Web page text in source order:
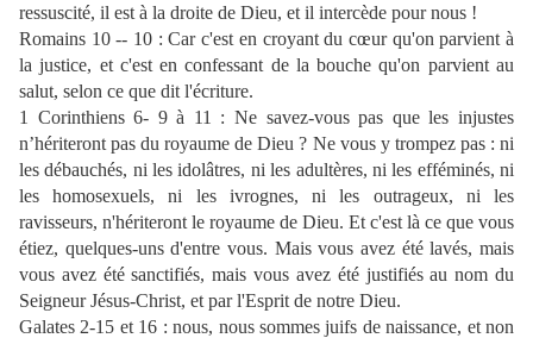
ressuscité, il est à la droite de Dieu, et il intercède pour nous !
Romains 10 -- 10 : Car c'est en croyant du cœur qu'on parvient à
la justice, et c'est en confessant de la bouche qu'on parvient au
salut, selon ce que dit l'écriture.
1 Corinthiens 6- 9 à 11 : Ne savez-vous pas que les injustes
n’hériteront pas du royaume de Dieu ? Ne vous y trompez pas : ni
les débauchés, ni les idolâtres, ni les adultères, ni les efféminés, ni
les homosexuels, ni les ivrognes, ni les outrageux, ni les
ravisseurs, n'hériteront le royaume de Dieu. Et c'est là ce que vous
étiez, quelques-uns d'entre vous. Mais vous avez été lavés, mais
vous avez été sanctifiés, mais vous avez été justifiés au nom du
Seigneur Jésus-Christ, et par l'Esprit de notre Dieu.
Galates 2-15 et 16 : nous, nous sommes juifs de naissance, et non